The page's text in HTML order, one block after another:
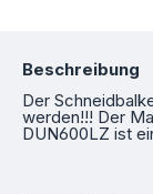
Beschreibung
Der
werden!!! Der
DUN600LZ ist